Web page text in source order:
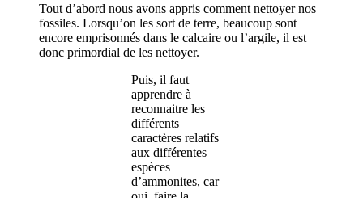
Tout d’abord nous avons appris comment nettoyer nos
fossiles. Lorsqu’on les sort de terre, beaucoup sont
encore emprisonnés dans le calcaire ou l’argile, il est
donc primordial de les nettoyer.
Puis, il faut
apprendre à
reconnaitre les
différents
caractères relatifs
aux différentes
espèces
d’ammonites, car